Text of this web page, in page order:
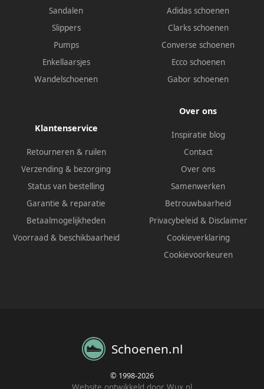
Sandalen
Slippers
Pumps
Enkellaarsjes
Wandelschoenen
Adidas schoenen
Clarks schoenen
Converse schoenen
Ecco schoenen
Gabor schoenen
Klantenservice
Retourneren & ruilen
Verzending & bezorging
Status van bestelling
Garantie & reparatie
Betaalmogelijkheden
Voorraad & beschikbaarheid
Over ons
Inspiratie blog
Contact
Over ons
Samenwerken
Betrouwbaarheid
Privacybeleid & Disclaimer
Cookieverklaring
Cookievoorkeuren
Schoenen.nl
© 1998-2026